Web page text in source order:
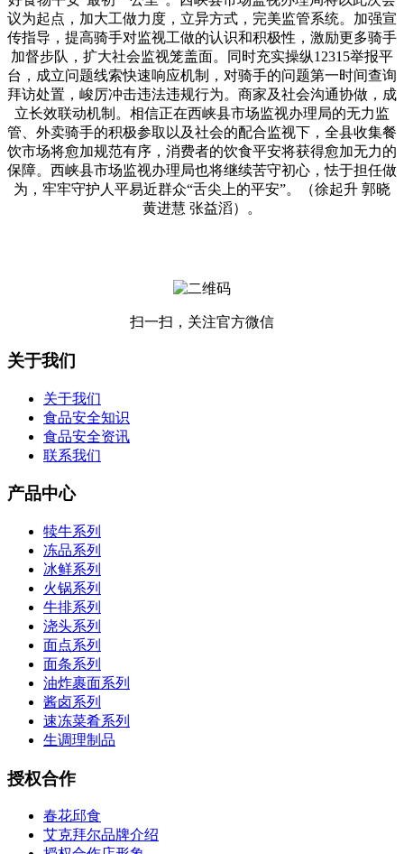
议为起点，加大工做力度，立异方式，完美监管系统。加强宣
传指导，提高骑手对监视工做的认识和积极性，激励更多骑手
加督步队，扩大社会监视笼盖面。同时充实操纵12315举报平
台，成立问题线索快速响应机制，对骑手的问题第一时间查询
拜访处置，峻厉冲击违法违规行为。商家及社会沟通协做，成
立长效联动机制。相信正在西峡县市场监视办理局的无力监
管、外卖骑手的积极参取以及社会的配合监视下，全县收集餐
饮市场将愈加规范有序，消费者的饮食平安将获得愈加无力的
保障。西峡县市场监视办理局也将继续苦守初心，怯于担任做
为，牢牢守护人平易近群众“舌尖上的平安”。（徐起升 郭晓
黄进慧 张益滔）。
扫一扫，关注官方微信
关于我们
关于我们
食品安全知识
食品安全资讯
联系我们
产品中心
犊牛系列
冻品系列
冰鲜系列
火锅系列
牛排系列
浇头系列
面点系列
面条系列
油炸裹面系列
酱卤系列
速冻菜肴系列
生调理制品
授权合作
春花邱食
艾克拜尔品牌介绍